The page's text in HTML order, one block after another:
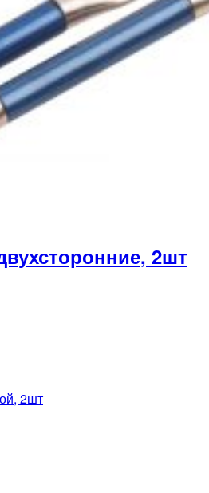
2шт
2шт